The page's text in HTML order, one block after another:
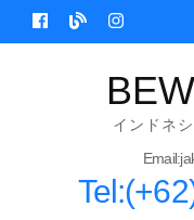
Skip
to
インドネ